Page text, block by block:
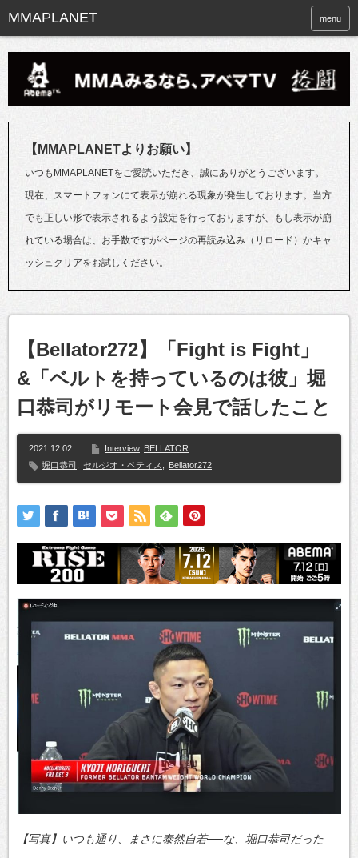
menu
【MMAPLANETよりお願い】
いつもMMAPLANETをご愛読いただき、誠にありがとうございます。
現在、スマートフォンにて表示が崩れる現象が発生しております。当方
でも正しい形で表示されるよう設定を行っておりますが、もし表示が崩
れている場合は、お手数ですがページの再読み込み（リロード）かキャ
ッシュクリアをお試しください。
【Bellator272】「Fight is Fight」
&「ベルトを持っているのは彼」堀
口恭司がリモート会見で話したこと
2021.12.02 Interview BELLATOR
堀口恭司
セルジオ・ペティス Bellator272
【写真】いつも通り、まさに泰然自若──な、堀口恭司だった